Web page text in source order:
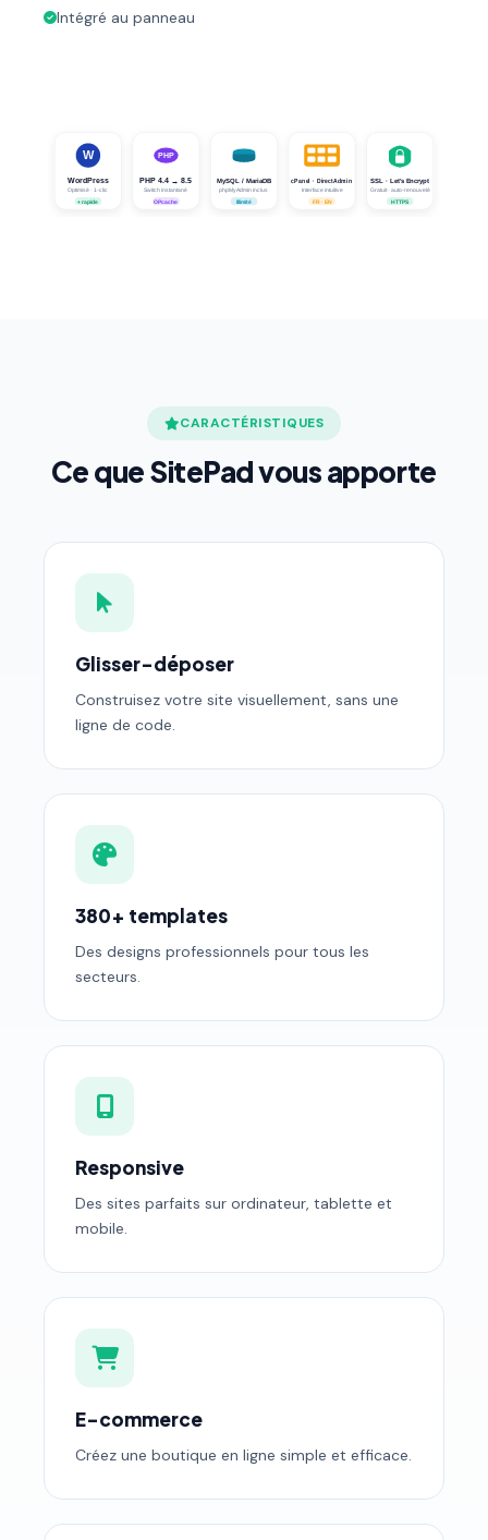
Intégré au panneau
CARACTÉRISTIQUES
Ce que SitePad vous apporte
Glisser-déposer
Construisez votre site visuellement, sans une
ligne de code.
380+ templates
Des designs professionnels pour tous les
secteurs.
Responsive
Des sites parfaits sur ordinateur, tablette et
mobile.
E-commerce
Créez une boutique en ligne simple et efficace.